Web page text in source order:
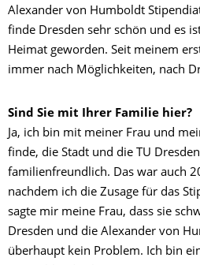
Alexander von Humboldt
finde Dresden sehr schön und es
Heimat geworden. Seit meinem
immer nach Möglichkeiten, nach
Sind Sie mit Ihrer Familie hier?
Ja, ich bin mit meiner Frau und
finde, die Stadt und die TU
familienfreundlich. Das war auch
nachdem ich die Zusage für das
sagte mir meine Frau, dass sie
Dresden und die Alexander von
überhaupt kein Problem. Ich bin